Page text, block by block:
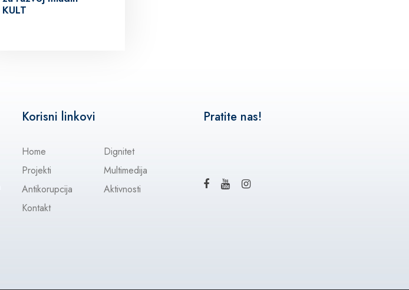
KULT
Korisni linkovi
Home
Dignitet
Projekti
Multimedija
Antikorupcija
Aktivnosti
Kontakt
Pratite nas!